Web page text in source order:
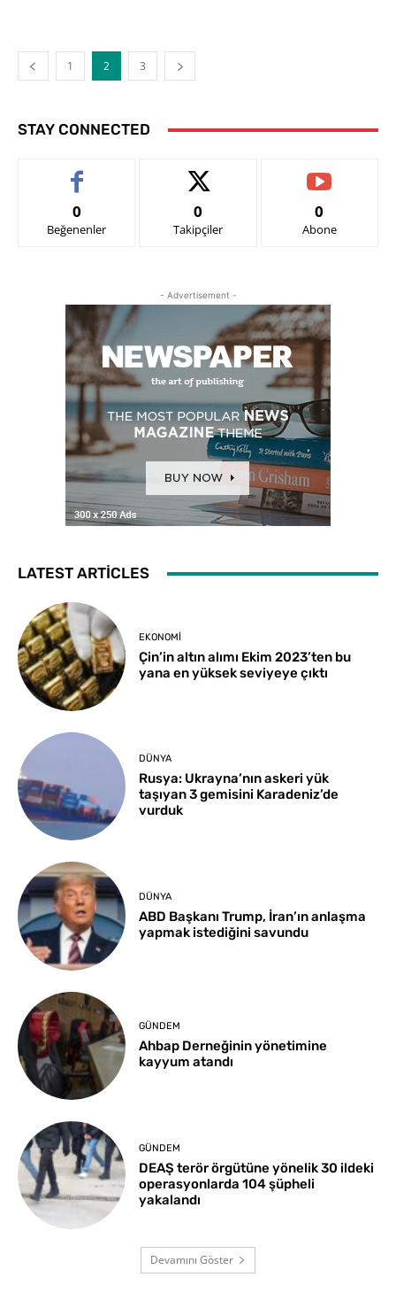
1 2 3
STAY CONNECTED
0
Beğenenler
0
Takipçiler
0
Abone
- Advertisement -
LATEST ARTICLES
EKONOMI
Çin’in altın alımı Ekim 2023’ten bu
yana en yüksek seviyeye çıktı
DÜNYA
Rusya: Ukrayna’nın askeri yük
taşıyan 3 gemisini Karadeniz’de
vurduk
DÜNYA
ABD Başkanı Trump, İran’ın anlaşma
yapmak istediğini savundu
GÜNDEM
Ahbap Derneğinin yönetimine
kayyum atandı
GÜNDEM
DEAŞ terör örgütüne yönelik 30 ildeki
operasyonlarda 104 şüpheli
yakalandı
Devamını Göster